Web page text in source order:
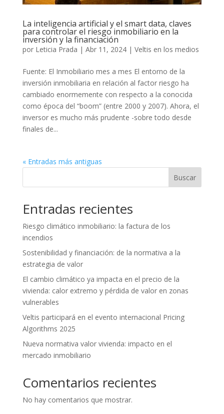
La inteligencia artificial y el smart data, claves
para controlar el riesgo inmobiliario en la
inversión y la financiación
por Leticia Prada | Abr 11, 2024| Veltis en los medios
Fuente: El Inmobiliario mes a mes El entorno de la
inversión inmobiliaria en relación al factor riesgo ha
cambiado enormemente con respecto a la conocida
como época del “boom” (entre 2000 y 2007). Ahora, el
inversor es mucho más prudente -sobre todo desde
finales de...
« Entradas más antiguas
Buscar
Entradas recientes
Riesgo climático inmobiliario: la factura de los
incendios
Sostenibilidad y financiación: de la normativa a la
estrategia de valor
El cambio climático ya impacta en el precio de la
vivienda: calor extremo y pérdida de valor en zonas
vulnerables
Veltis participará en el evento internacional Pricing
Algorithms 2025
Nueva normativa valor vivienda: impacto en el
mercado inmobiliario
Comentarios recientes
No hay comentarios que mostrar.